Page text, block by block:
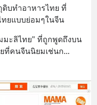
ดิบทำอาหารไทย ที่
ทยแบบย่อมๆในจีน
มะลิไทย" ที่ถูกพูดถึงบน
ที่คนจีนนิยมเช่นก